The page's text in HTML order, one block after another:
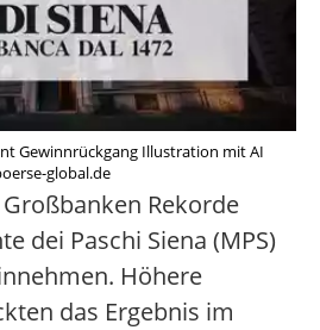
Gewinnrückgang Illustration mit AI
global.de
Rekorde
dei Paschi Siena (MPS)
Höhere
das Ergebnis im